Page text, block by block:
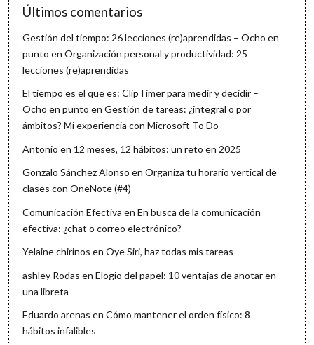
Últimos comentarios
Gestión del tiempo: 26 lecciones (re)aprendidas – Ocho en
punto enOrganización personal y productividad: 25
lecciones (re)aprendidas
El tiempo es el que es: ClipTimer para medir y decidir –
Ocho en punto enGestión de tareas: ¿integral o por
ámbitos? Mi experiencia con Microsoft To Do
Antonio en 12 meses, 12 hábitos: un reto en 2025
Gonzalo Sánchez Alonso enOrganiza tu horario vertical de
clases con OneNote (#4)
Comunicación Efectiva enEn busca de la comunicación
efectiva: ¿chat o correo electrónico?
Yelaine chirinos enOye Siri, haz todas mis tareas
ashley Rodas enElogio del papel: 10 ventajas de anotar en
una libreta
Eduardo arenas enCómo mantener el orden físico: 8
hábitos infalibles